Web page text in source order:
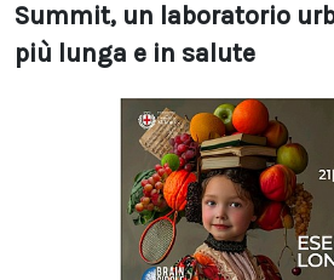
Summit, un laboratorio
più lunga e in salute